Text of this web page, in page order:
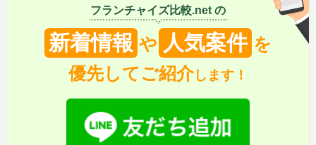
フランチャイズ比較.net の
新着情報 や 人気案件 を
優先してご紹介します！